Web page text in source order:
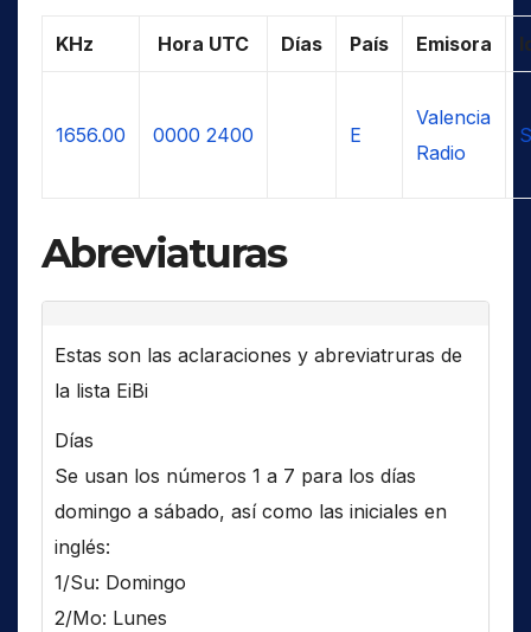
KHz Hora UTC Días País Emisora
1656.00 0000 2400 E
Valencia
Radio
Abreviaturas
Estas son las aclaraciones y abreviatruras de
la lista EiBi
Días
Se usan los números 1 a 7 para los días
domingo a sábado, así como las iniciales en
inglés:
1/Su: Domingo
2/Mo: Lunes